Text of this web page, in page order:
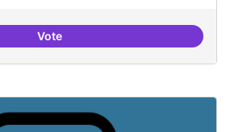
VoteImplementacions de solucions